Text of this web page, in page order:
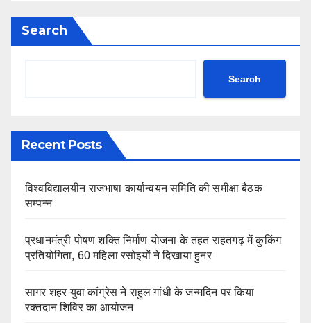
Search
Search
Recent Posts
विश्वविद्यालयीन राजभाषा कार्यान्वयन समिति की समीक्षा बैठक
सम्पन्न
प्रधानमंत्री पोषण शक्ति निर्माण योजना के तहत राहतगढ़ में कुकिंग
प्रतियोगिता, 60 महिला रसोइयों ने दिखाया हुनर
सागर शहर युवा कांग्रेस ने राहुल गांधी के जन्मदिन पर किया
रक्तदान शिविर का आयोजन